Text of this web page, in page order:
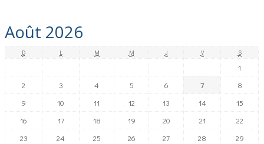
Août 2026
D L M M J V S
1
2
3 4 5 6 7
8
9
10 11 12 13 14
15
16
17 18 19 20 21
22
23
24 25 26 27 28
29